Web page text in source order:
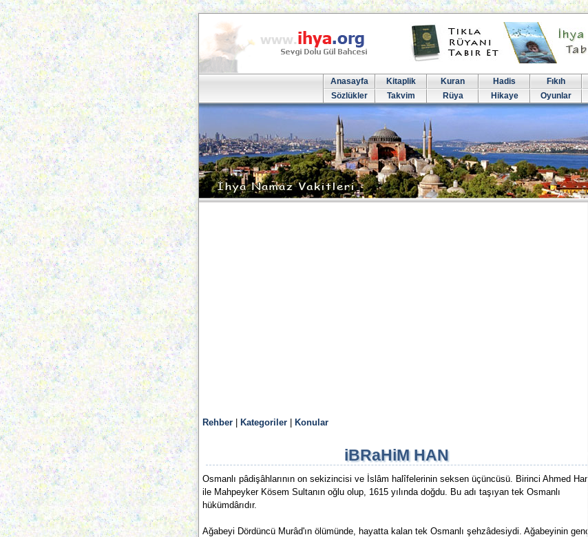
Anasayfa Kitaplik Kuran Hadis Fıkıh
Sözlükler
Takvim Rüya Hikaye Oyunlar
Rehber Kategoriler Konular
iBRaHiM HAN
Osmanlı pâdişâhlarının on sekizincisi ve İslâm halîfelerinin seksen üçüncüsü. Birinci Ahmed Han
ile Mahpeyker Kösem Sultanın oğlu olup, 1615 yılında doğdu. Bu adı taşıyan tek Osmanlı
hükümdârıdır.
Ağabeyi Dördüncü Murâd'ın ölümünde, hayatta kalan tek Osmanlı şehzâdesiydi. Ağabeyinin genç